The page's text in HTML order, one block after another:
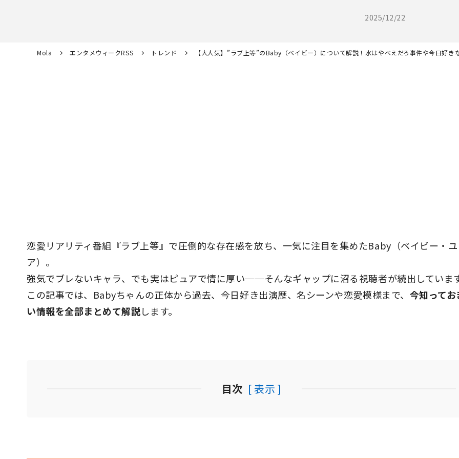
2025/12/22
Mola エンタメウィークRSS トレンド 【大人気】”ラブ上等”のBaby（ベイビー）について解説！水はやべえだろ事件や今日好き
恋愛リアリティ番組『ラブ上等』で圧倒的な存在感を放ち、一気に注目を集めたBaby（ベイビー・ユ
ア）。
強気でブレないキャラ、でも実はピュアで情に厚い──そんなギャップに沼る視聴者が続出しています
この記事では、Babyちゃんの正体から過去、今日好き出演歴、名シーンや恋愛模様まで、 今知ってお
い情報を全部まとめて解説します。
目次 [ 表示 ]